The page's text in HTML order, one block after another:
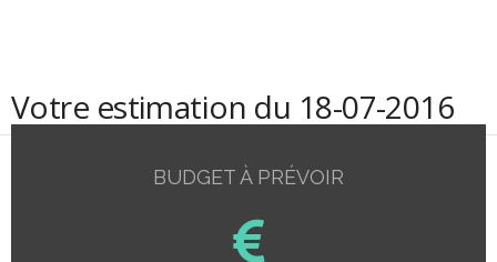
Votre estimation du 18-07-2016
BUDGET À PRÉVOIR